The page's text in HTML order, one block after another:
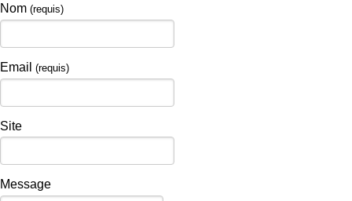
Nom (requis)
Email (requis)
Site
Message